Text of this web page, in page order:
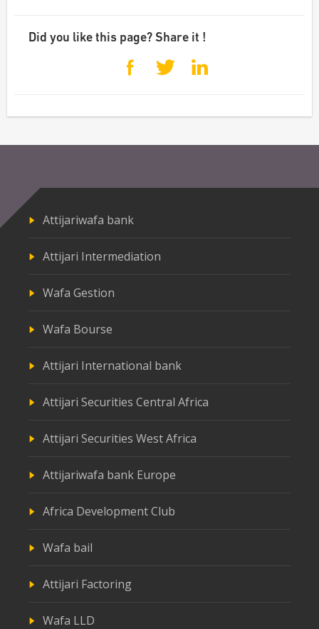
Did you like this page? Share it !
Attijariwafa bank
Attijari Intermediation
Wafa Gestion
Wafa Bourse
Attijari International bank
Attijari Securities Central Africa
Attijari Securities West Africa
Attijariwafa bank Europe
Africa Development Club
Wafa bail
Attijari Factoring
Wafa LLD